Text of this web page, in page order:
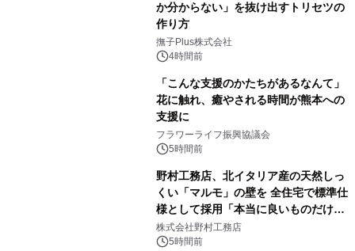
か分からない」を抜け出すトリセツの
作り方
撫子Plus株式会社
4時間前
「こんな支援のかたちがあるなんて」
花に触れ、癒やされる時間が熊本への
支援に
フラワーライフ振興協議会
5時間前
野村工務店、北イタリア産の天然しっ
くい「マルモ」の壁を 全住宅で標準仕
様として採用「本当に良いものだけに
こだわる」
株式会社野村工務店
5時間前